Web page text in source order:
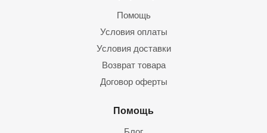
Помощь
Условия оплаты
Условия доставки
Возврат товара
Договор оферты
Помощь